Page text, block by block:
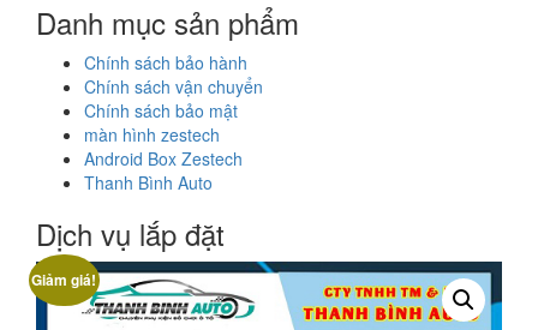
Danh mục sản phẩm
Chính sách bảo hành
Chính sách vận chuyển
Chính sách bảo mật
màn hình zestech
Android Box Zestech
Thanh Bình Auto
Dịch vụ lắp đặt
Giảm giá!